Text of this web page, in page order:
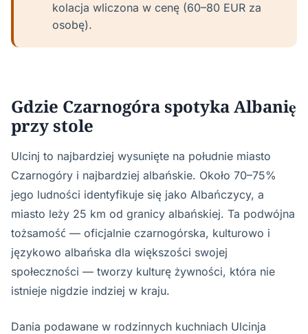
kolacja wliczona w cenę (60–80 EUR za
osobę).
Gdzie Czarnogóra spotyka Albanię
przy stole
Ulcinj to najbardziej wysunięte na południe miasto
Czarnogóry i najbardziej albańskie. Około 70–75%
jego ludności identyfikuje się jako Albańczycy, a
miasto leży 25 km od granicy albańskiej. Ta podwójna
tożsamość — oficjalnie czarnogórska, kulturowo i
językowo albańska dla większości swojej
społeczności — tworzy kulturę żywności, która nie
istnieje nigdzie indziej w kraju.
Dania podawane w rodzinnych kuchniach Ulcinja